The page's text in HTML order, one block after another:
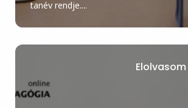
tanév rendje....